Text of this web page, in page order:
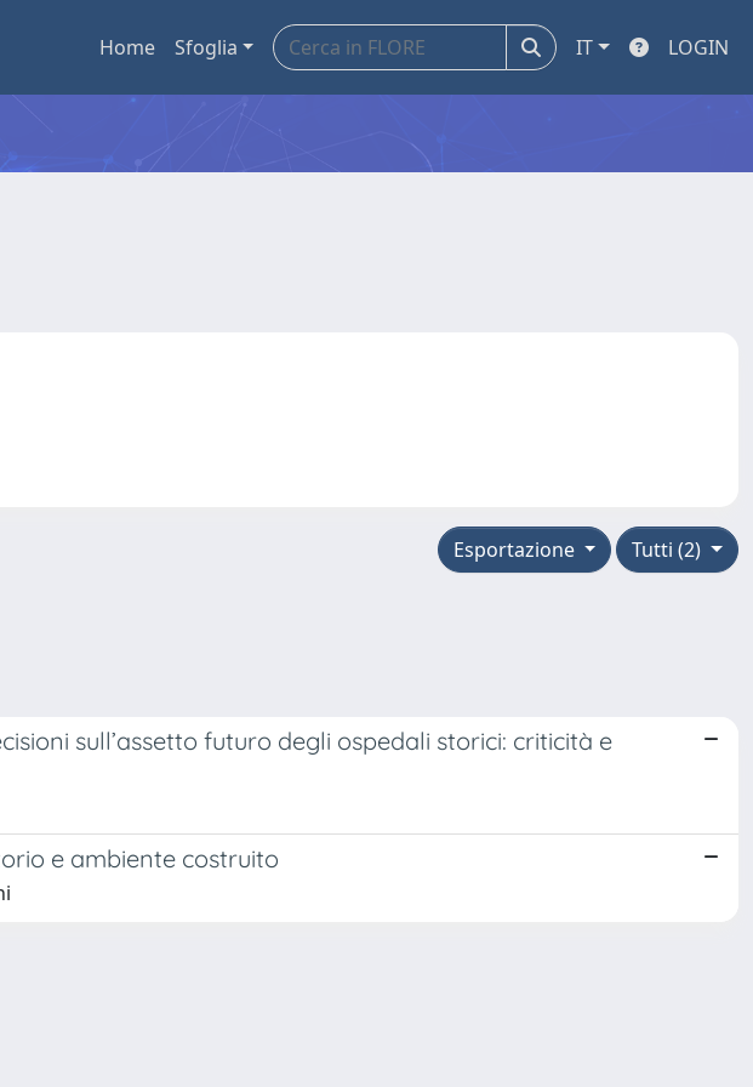
Home Sfoglia IT LOGIN
Tutti (2)
Esportazione
sull’assetto futuro degli ospedali storici: criticità e
e ambiente costruito